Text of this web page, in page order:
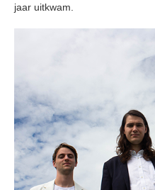
jaar uitkwam.